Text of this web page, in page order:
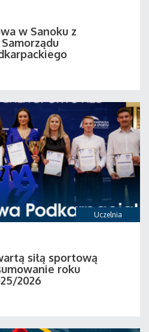
w Sanoku z
Uczelnia
siłą sportową
roku
2026